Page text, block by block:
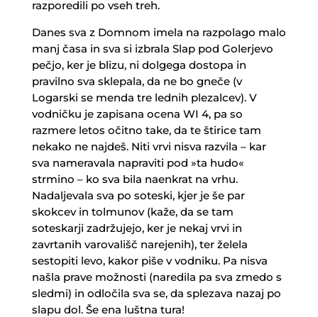
razporedili po vseh treh.
Danes sva z Domnom imela na razpolago malo
manj časa in sva si izbrala Slap pod Golerjevo
pečjo, ker je blizu, ni dolgega dostopa in
pravilno sva sklepala, da ne bo gneče (v
Logarski se menda tre lednih plezalcev). V
vodničku je zapisana ocena WI 4, pa so
razmere letos očitno take, da te štirice tam
nekako ne najdeš. Niti vrvi nisva razvila – kar
sva nameravala napraviti pod »ta hudo«
strmino – ko sva bila naenkrat na vrhu.
Nadaljevala sva po soteski, kjer je še par
skokcev in tolmunov (kaže, da se tam
soteskarji zadržujejo, ker je nekaj vrvi in
zavrtanih varovališč narejenih), ter želela
sestopiti levo, kakor piše v vodniku. Pa nisva
našla prave možnosti (naredila pa sva zmedo s
sledmi) in odločila sva se, da splezava nazaj po
slapu dol. Še ena luštna tura!